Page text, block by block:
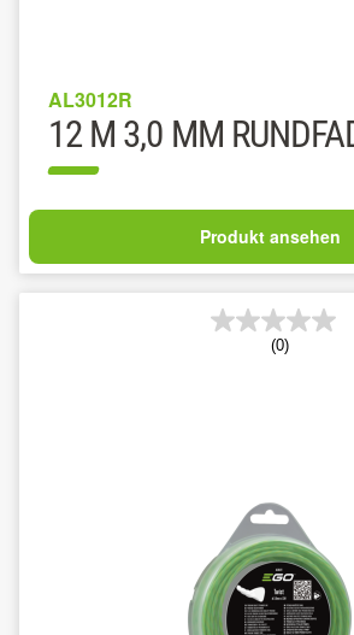
AL3012R
12 M 3,0 MM
Produkt ansehen
(0)